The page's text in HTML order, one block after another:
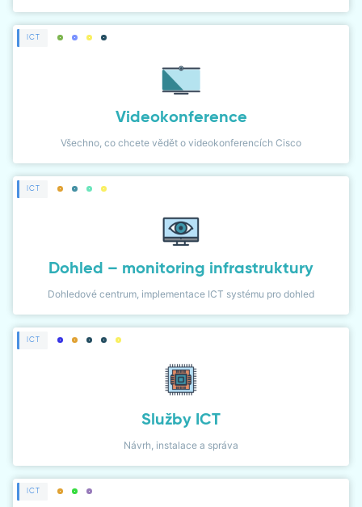
ICT
Videokonference
Všechno, co chcete vědět o videokonferencích Cisco
ICT
Dohled – monitoring infrastruktury
Dohledové centrum, implementace ICT systému pro dohled
ICT
Služby ICT
Návrh, instalace a správa
ICT